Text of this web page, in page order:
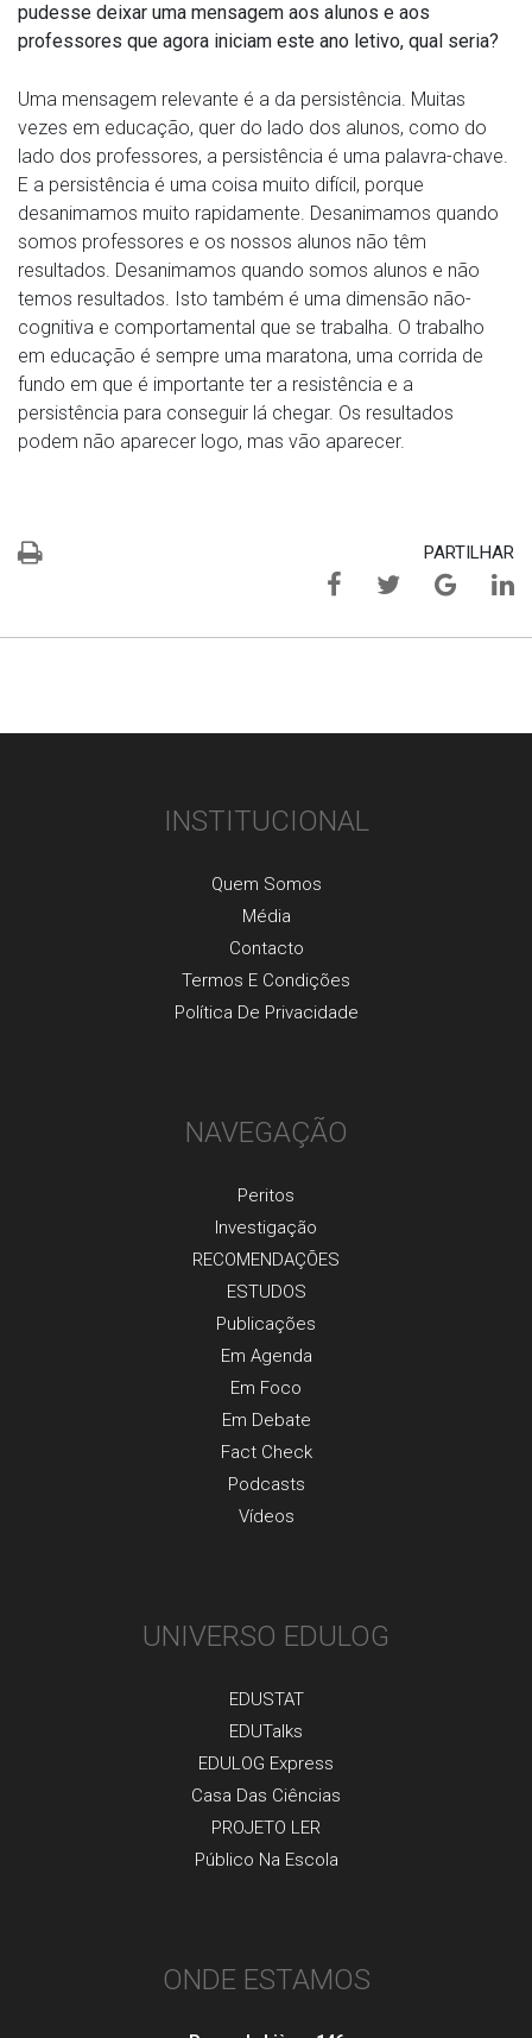
pudesse deixar uma mensagem aos alunos e aos
professores que agora iniciam este ano letivo, qual seria?
Uma mensagem relevante é a da persistência. Muitas
vezes em educação, quer do lado dos alunos, como do
lado dos professores, a persistência é uma palavra-chave.
E a persistência é uma coisa muito difícil, porque
desanimamos muito rapidamente. Desanimamos quando
somos professores e os nossos alunos não têm
resultados. Desanimamos quando somos alunos e não
temos resultados. Isto também é uma dimensão não-
cognitiva e comportamental que se trabalha. O trabalho
em educação é sempre uma maratona, uma corrida de
fundo em que é importante ter a resistência e a
persistência para conseguir lá chegar. Os resultados
podem não aparecer logo, mas vão aparecer.
PARTILHAR
INSTITUCIONAL
Quem Somos
Média
Contacto
Termos E Condições
Política De Privacidade
NAVEGAÇÃO
Peritos
Investigaçãо
RECOMENDAÇÕES
ESTUDOS
Publicaçõеs
Em Agenda
Em Foco
Em Debate
Fact Check
Podcasts
Vídeos
UNIVERSO EDULOG
EDUSTAT
EDUTalks
EDULOG Express
Casa Das Ciências
PROJETO LER
Público Na Escola
ONDE ESTAMOS